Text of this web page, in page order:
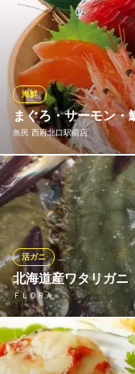
日本酒好きが集まる当
おります♪海鮮メニュ
新鮮なうちにご提供致
カルパッチョやなめろ
魚が異なりますので、
い！
旬菜・日本酒 いっ
日本酒×お肉を堪能
ＪＲ府中本町駅 徒歩
東京都府中市本町2-20-108
まぐろ・サーモン・
魚民 西府北口駅前店
海鮮
まぐろ、サーモン、ぶ
魚もご用意しておりま
お寿司などを是非ご堪
魚民 西府北口駅前店
飲み放題豊富海鮮居
ＪＲ南武線西府駅 徒
東京都府中市本宿町1-46-8
北海道産ワタリガニ
ＦＬＯＲＡ
活ガニ
★本日のイカ、野菜の